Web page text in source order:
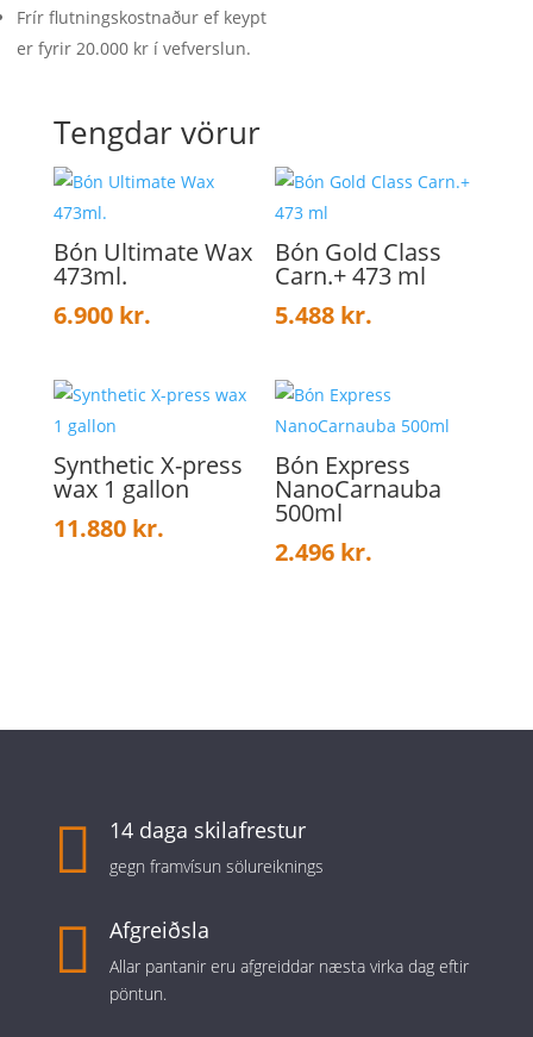
Frír flutningskostnaður ef keypt
er fyrir 20.000 kr í vefverslun.
Tengdar vörur
Bón Ultimate Wax
473ml.
6.900 kr.
Bón Gold Class
Carn.+ 473 ml
5.488 kr.
Synthetic X-press
wax 1 gallon
11.880 kr.
Bón Express
NanoCarnauba
500ml
2.496 kr.
 14 daga skilafrestur
gegn framvísun sölureiknings
 Afgreiðsla
Allar pantanir eru afgreiddar næsta virka dag eftir
pöntun.